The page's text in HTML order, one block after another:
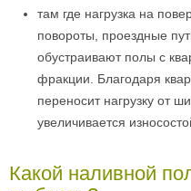
там где нагрузка на
повороты, проездные
обустраивают полы с
фракции. Благодаря
переносит нагрузку от
увеличивается
Какой наливной